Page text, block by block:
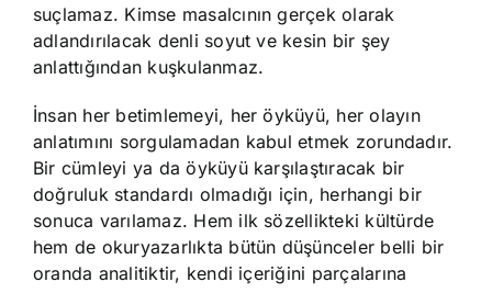
suçlamaz. Kimse masalcının gerçek olarak
adlandırılacak denli soyut ve kesin bir şey
anlattığından kuşkulanmaz.
İnsan her betimlemeyi, her öyküyü, her olayın
anlatımını sorgulamadan kabul etmek zorundadır.
Bir cümleyi ya da öyküyü karşılaştıracak bir
doğruluk standardı olmadığı için, herhangi bir
sonuca varılamaz. Hem ilk sözellikteki kültürde
hem de okuryazarlıkta bütün düşünceler belli bir
oranda analitiktir, kendi içeriğini parçalarına